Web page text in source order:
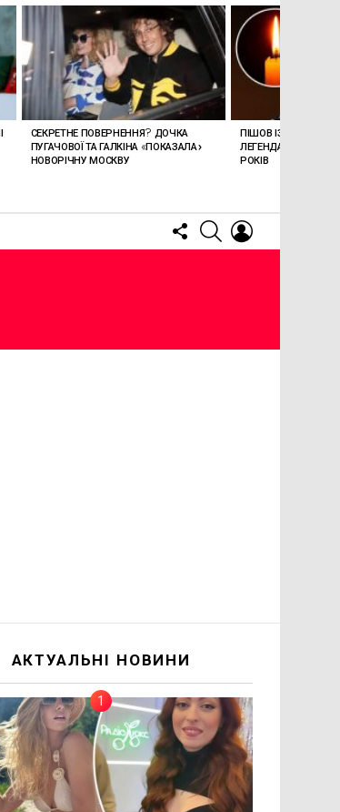
FOLLOW
US
SEARCH
СЕКРЕТНЕ ПОВЕРНЕННЯ? ДОЧКА
ПУГАЧОВОЇ ТА ГАЛКІНА «ПОКАЗАЛА»
НОВОРІЧНУ МОСКВУ
ПІШОВ ІЗ ЖИТТЯ
ЛЕГЕНДАРНОМУ
РОКІВ
АКТУАЛЬНІ НОВИНИ